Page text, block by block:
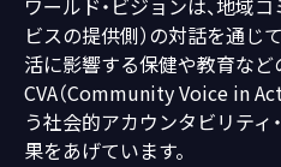
ワールド・ビジョンは、地域
ビスの提供側）の対話を通じ
活に影響する保健や教育など
CVA（Community Voice in
う社会的アカウンタビリティ
果をあげています。